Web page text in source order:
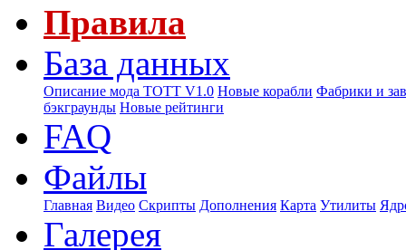
Правила
База данных
Описание мода ТОТТ V1.0 Новые корабли Фабрики и
бэкграунды Новые рейтинги
FAQ
Файлы
Главная Видео Скрипты Дополнения Карта Утилиты
Галерея